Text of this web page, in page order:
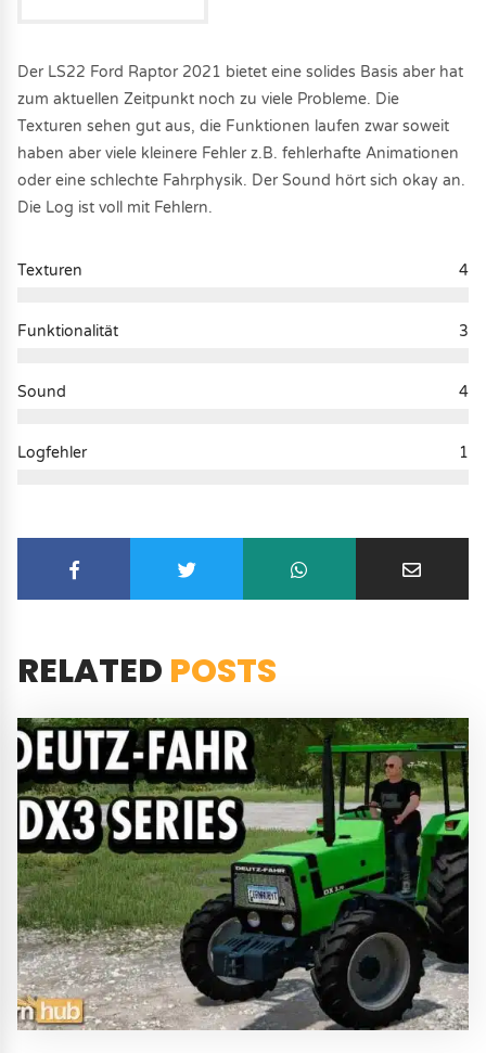
Der LS22 Ford Raptor 2021 bietet eine solides Basis aber hat
zum aktuellen Zeitpunkt noch zu viele Probleme. Die
Texturen sehen gut aus, die Funktionen laufen zwar soweit
haben aber viele kleinere Fehler z.B. fehlerhafte Animationen
oder eine schlechte Fahrphysik. Der Sound hört sich okay an.
Die Log ist voll mit Fehlern.
Texturen 4
Funktionalität 3
Sound 4
Logfehler 1
RELATED POSTS